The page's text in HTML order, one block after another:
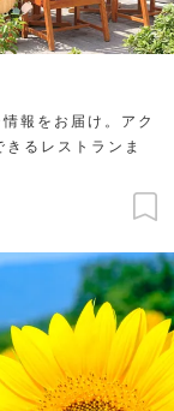
報をお届け。アク
るレストランま